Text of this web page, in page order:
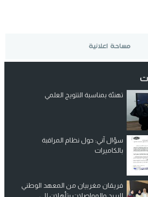
تهنئة بمناسبة التتويج العلمي
سؤال آني: حول نظام المراقبة
بالكاميرات
فريقان مغربيان من المعهد الوطني
للبريد والمواصلات يتأهلان إلى